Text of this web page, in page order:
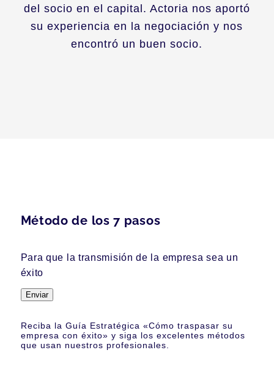
del socio en el capital. Actoria nos aportó
su experiencia en la negociación y nos
encontró un buen socio.
Método de los 7 pasos
Para que la transmisión de la empresa sea un
éxito
Enviar
Reciba la Guía Estratégica «Cómo traspasar su
empresa con éxito» y siga los excelentes métodos
que usan nuestros profesionales.